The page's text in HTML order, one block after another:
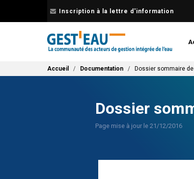
Inscription à la lettre d'information
Fil d'Ariane
Accueil Documentation Dossier sommaire
Dossier
Page mise à jour le 21/12/2016